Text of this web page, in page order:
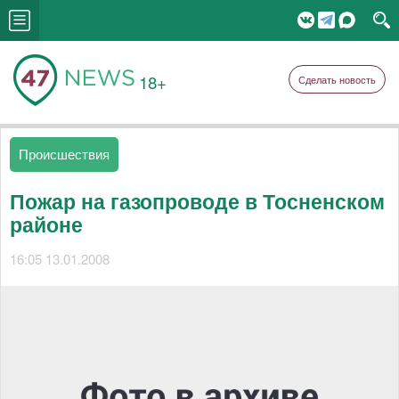
18+ Сделать новость
Происшествия
Пожар на газопроводе в Тосненском
районе
16:05 13.01.2008